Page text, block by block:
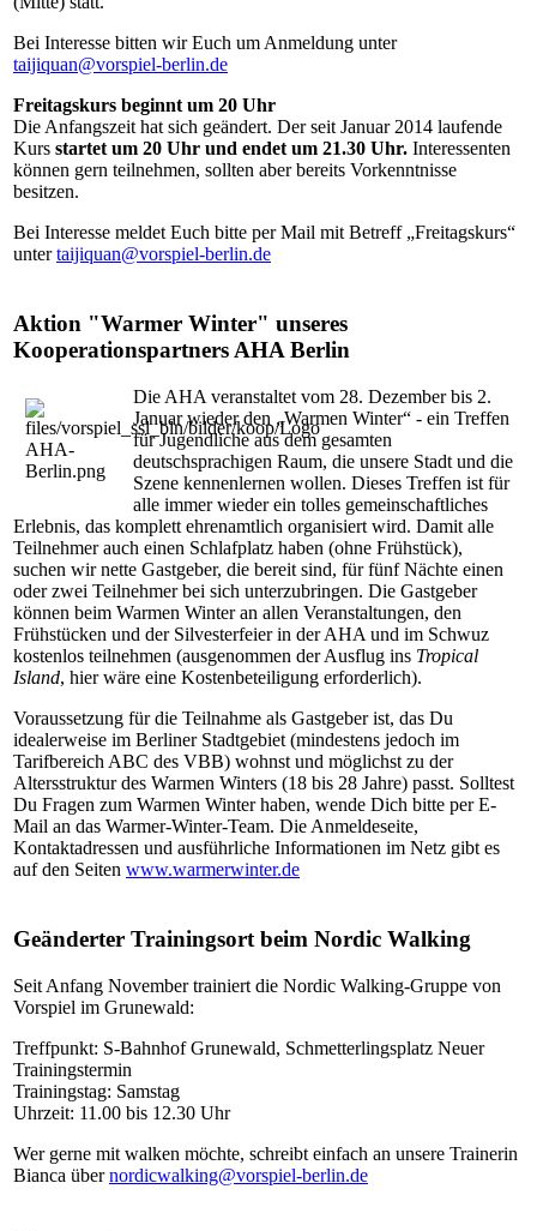
Bei Interesse bitten wir Euch um Anmeldung unter
taijiquan@vorspiel-berlin.de
Freitagskurs beginnt um 20 Uhr
Die Anfangszeit hat sich geändert. Der seit Januar 2014 laufende
Kurs startet um 20 Uhr und endet um 21.30 Uhr. Interessenten
können gern teilnehmen, sollten aber bereits Vorkenntnisse
besitzen.
Bei Interesse meldet Euch bitte per Mail mit Betreff „Freitagskurs“
untertaijiquan@vorspiel-berlin.de
Aktion "Warmer Winter" unseres
Kooperationspartners AHA Berlin
Die AHA veranstaltet vom 28. Dezember bis 2.
Januar wieder den „Warmen Winter“ - ein Treffen
für Jugendliche aus dem gesamten
deutschsprachigen Raum, die unsere Stadt und die
Szene kennenlernen wollen. Dieses Treffen ist für
alle immer wieder ein tolles gemeinschaftliches
Erlebnis, das komplett ehrenamtlich organisiert wird. Damit alle
Teilnehmer auch einen Schlafplatz haben (ohne Frühstück),
suchen wir nette Gastgeber, die bereit sind, für fünf Nächte einen
oder zwei Teilnehmer bei sich unterzubringen. Die Gastgeber
können beim Warmen Winter an allen Veranstaltungen, den
Frühstücken und der Silvesterfeier in der AHA und im Schwuz
kostenlos teilnehmen (ausgenommen der Ausflug ins Tropical
Island, hier wäre eine Kostenbeteiligung erforderlich).
Voraussetzung für die Teilnahme als Gastgeber ist, das Du
idealerweise im Berliner Stadtgebiet (mindestens jedoch im
Tarifbereich ABC des VBB) wohnst und möglichst zu der
Altersstruktur des Warmen Winters (18 bis 28 Jahre) passt. Solltest
Du Fragen zum Warmen Winter haben, wende Dich bitte per E-
Mail an das Warmer-Winter-Team. Die Anmeldeseite,
Kontaktadressen und ausführliche Informationen im Netz gibt es
auf den Seiten www.warmerwinter.de
Geänderter Trainingsort beim Nordic Walking
Seit Anfang November trainiert die Nordic Walking-Gruppe von
Vorspiel im Grunewald:
Treffpunkt: S-Bahnhof Grunewald, Schmetterlingsplatz Neuer
Trainingstermin
Trainingstag: Samstag
Uhrzeit: 11.00 bis 12.30 Uhr
Wer gerne mit walken möchte, schreibt einfach an unsere Trainerin
Bianca übernordicwalking@vorspiel-berlin.de